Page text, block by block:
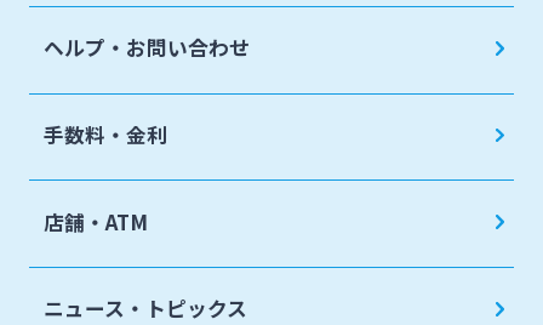
ヘルプ・お問い合わせ
手数料・金利
店舗・ATM
ニュース・トピックス